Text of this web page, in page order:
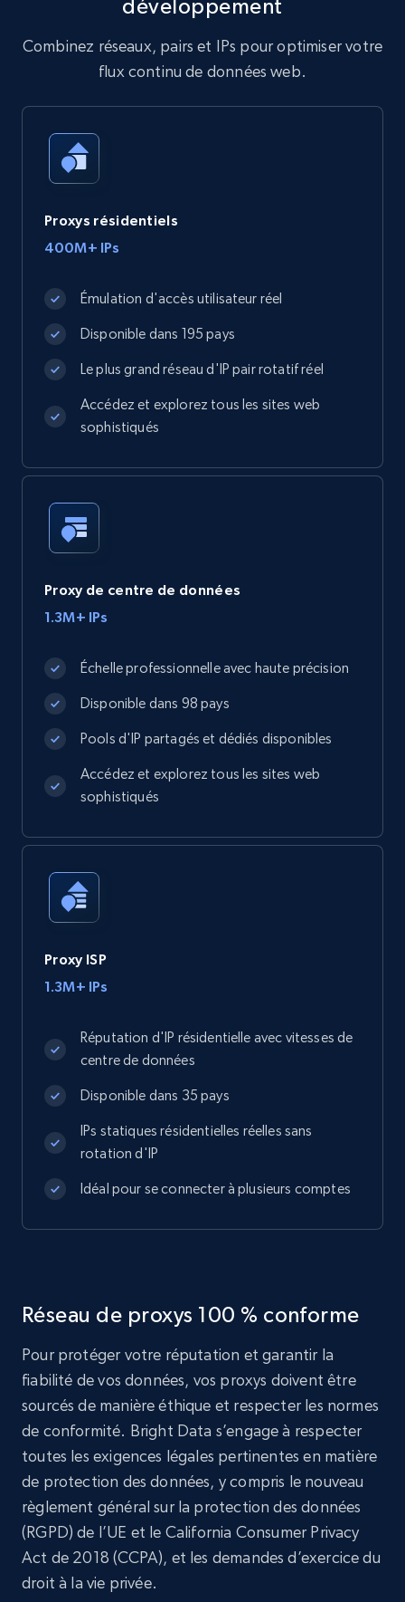
développement
Combinez réseaux, pairs et IPs pour optimiser votre
flux continu de données web.
Proxys résidentiels
400M+ IPs
Émulation d'accès utilisateur réel
Disponible dans 195 pays
Le plus grand réseau d'IP pair rotatif réel
Accédez et explorez tous les sites web
sophistiqués
Proxy de centre de données
1.3M+ IPs
Échelle professionnelle avec haute précision
Disponible dans 98 pays
Pools d'IP partagés et dédiés disponibles
Accédez et explorez tous les sites web
sophistiqués
Proxy ISP
1.3M+ IPs
Réputation d'IP résidentielle avec vitesses de
centre de données
Disponible dans 35 pays
IPs statiques résidentielles réelles sans
rotation d'IP
Idéal pour se connecter à plusieurs comptes
Réseau de proxys 100 % conforme
Pour protéger votre réputation et garantir la
fiabilité de vos données, vos proxys doivent être
sourcés de manière éthique et respecter les normes
de conformité. Bright Data s’engage à respecter
toutes les exigences légales pertinentes en matière
de protection des données, y compris le nouveau
règlement général sur la protection des données
(RGPD) de l’UE et le California Consumer Privacy
Act de 2018 (CCPA), et les demandes d’exercice du
droit à la vie privée.